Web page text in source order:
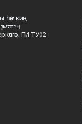
һәм киң
ПИ ТУ02-